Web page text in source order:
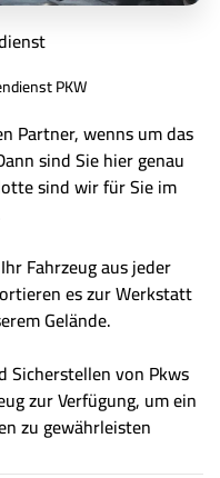
PKW
Partner, wenns um das
sind Sie hier genau
sind wir für Sie im
Fahrzeug aus jeder
es zur Werkstatt
Gelände.
Sicherstellen von Pkws
zur Verfügung, um ein
zu gewährleisten